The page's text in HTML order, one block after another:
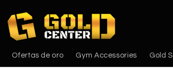
Ofertas de oro Gym Accessories Gold